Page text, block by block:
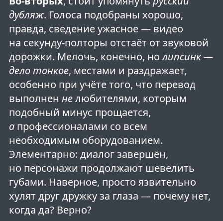
дубляж. Голоса подобраны хорошо,
правда, сведение ужасное — видео
на секунду-полторы отстаёт от звуковой
дорожки. Мелочь, конечно, нолипсинк —
дело тонкое, местами и раздражает,
особенно при учёте того, что перевод
выполнен нелюбителями, которым
подобный минус прощается,
апрофессионалами со всем
необходимым оборудованием.
Элементарно: диалог завершён,
но персонажи продолжают шевелить
губами. Наверное, просто язвительно
хулят друг дружку за глаза — почему нет,
когда да? Верно?